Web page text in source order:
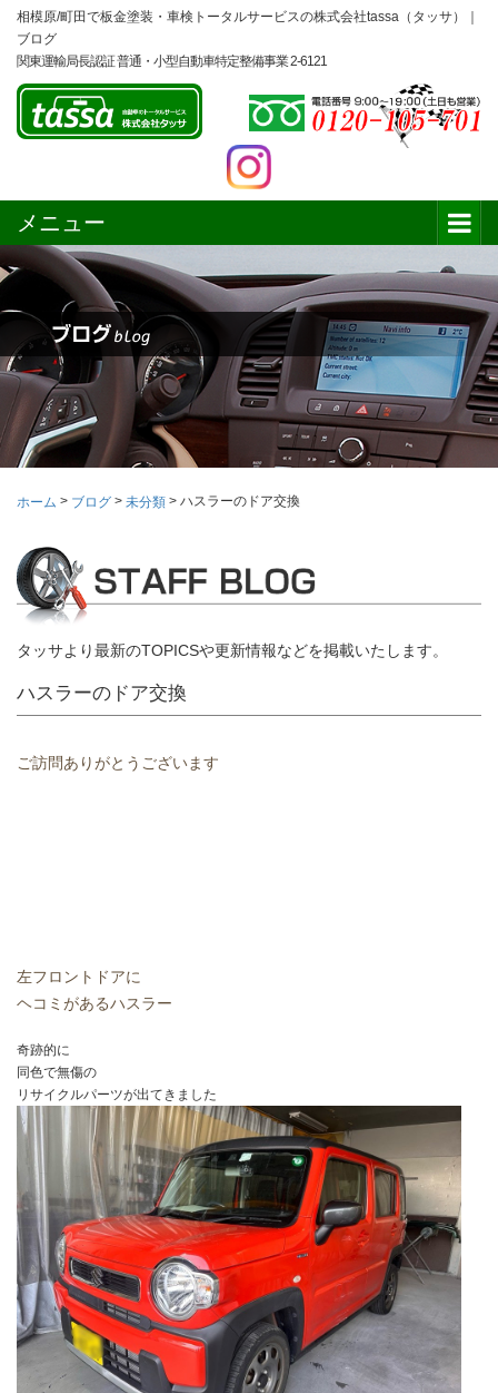
相模原/町田で板金塗装・車検トータルサービスの株式会社tassa（タッサ）｜
ブログ
関東運輸局長認証 普通・小型自動車特定整備事業 2-6121
メニュー
ホーム > ブログ > 未分類 > ハスラーのドア交換
タッサより最新のTOPICSや更新情報などを掲載いたします。
ハスラーのドア交換
ご訪問ありがとうございます
左フロントドアに
ヘコミがあるハスラー
奇跡的に
同色で無傷の
リサイクルパーツが出てきました